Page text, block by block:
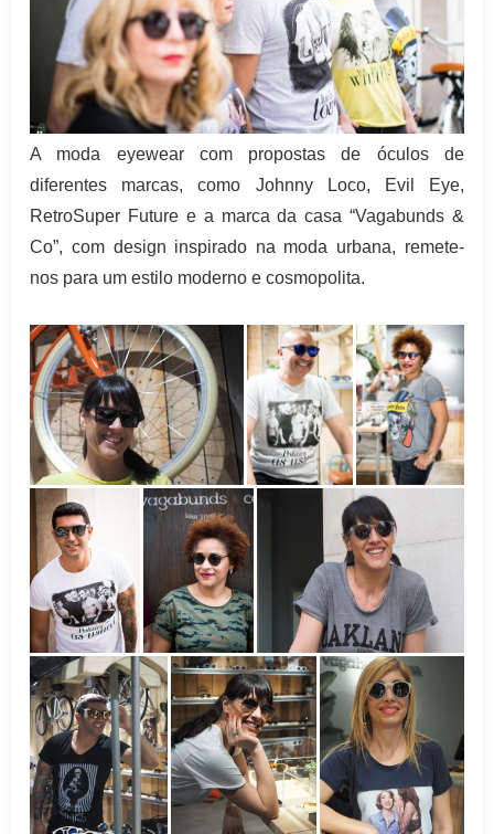
A moda eyewear com propostas de óculos de
diferentes marcas, como Johnny Loco, Evil Eye,
RetroSuper Future e a marca da casa “Vagabunds &
Co”, com design inspirado na moda urbana, remete-
nos para um estilo moderno e cosmopolita.